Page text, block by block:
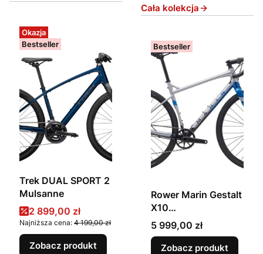
Okazja
Bestseller
Trek DUAL SPORT 2
Mulsanne
Cena promocyjna
2 899,00 zł
Najniższa cena: 4 199,00 zł
Zobacz produkt
Cała kolekcja
Bestseller
Rower Marin Gestalt
X10
Srebrny/Niebieski/C
zarny
Cena
5 999,00 zł
Zobacz produkt